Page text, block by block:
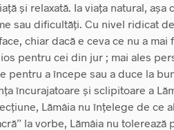
și relaxată. Ia viața natural, așa
sau dificultăți. Cu nivel ridicat
chiar dacă e ceva ce nu a mai
pentru cei din jur ; mai ales
pentru a începe sau a duce la
încurajatoare și sclipitoare a
Lămâia nu înțelege de ce
la vorbe, Lămâia nu